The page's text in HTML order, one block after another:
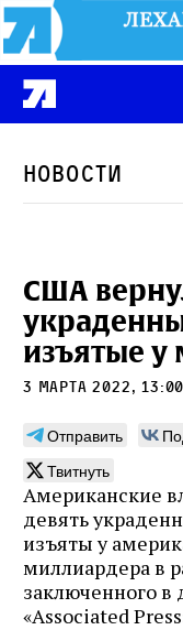
Новости
США
изъятые у
3 марта 2022, 13:00
Отправить
Твитнуть
Американские
девять
изъяты у
миллиардера в
заключенного в
«Associated